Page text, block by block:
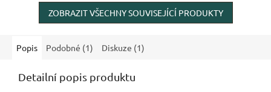
ZOBRAZIT VŠECHNY SOUVISEJÍCÍ PRODUKTY
Popis Podobné (1) Diskuze (1)
Detailní popis produktu